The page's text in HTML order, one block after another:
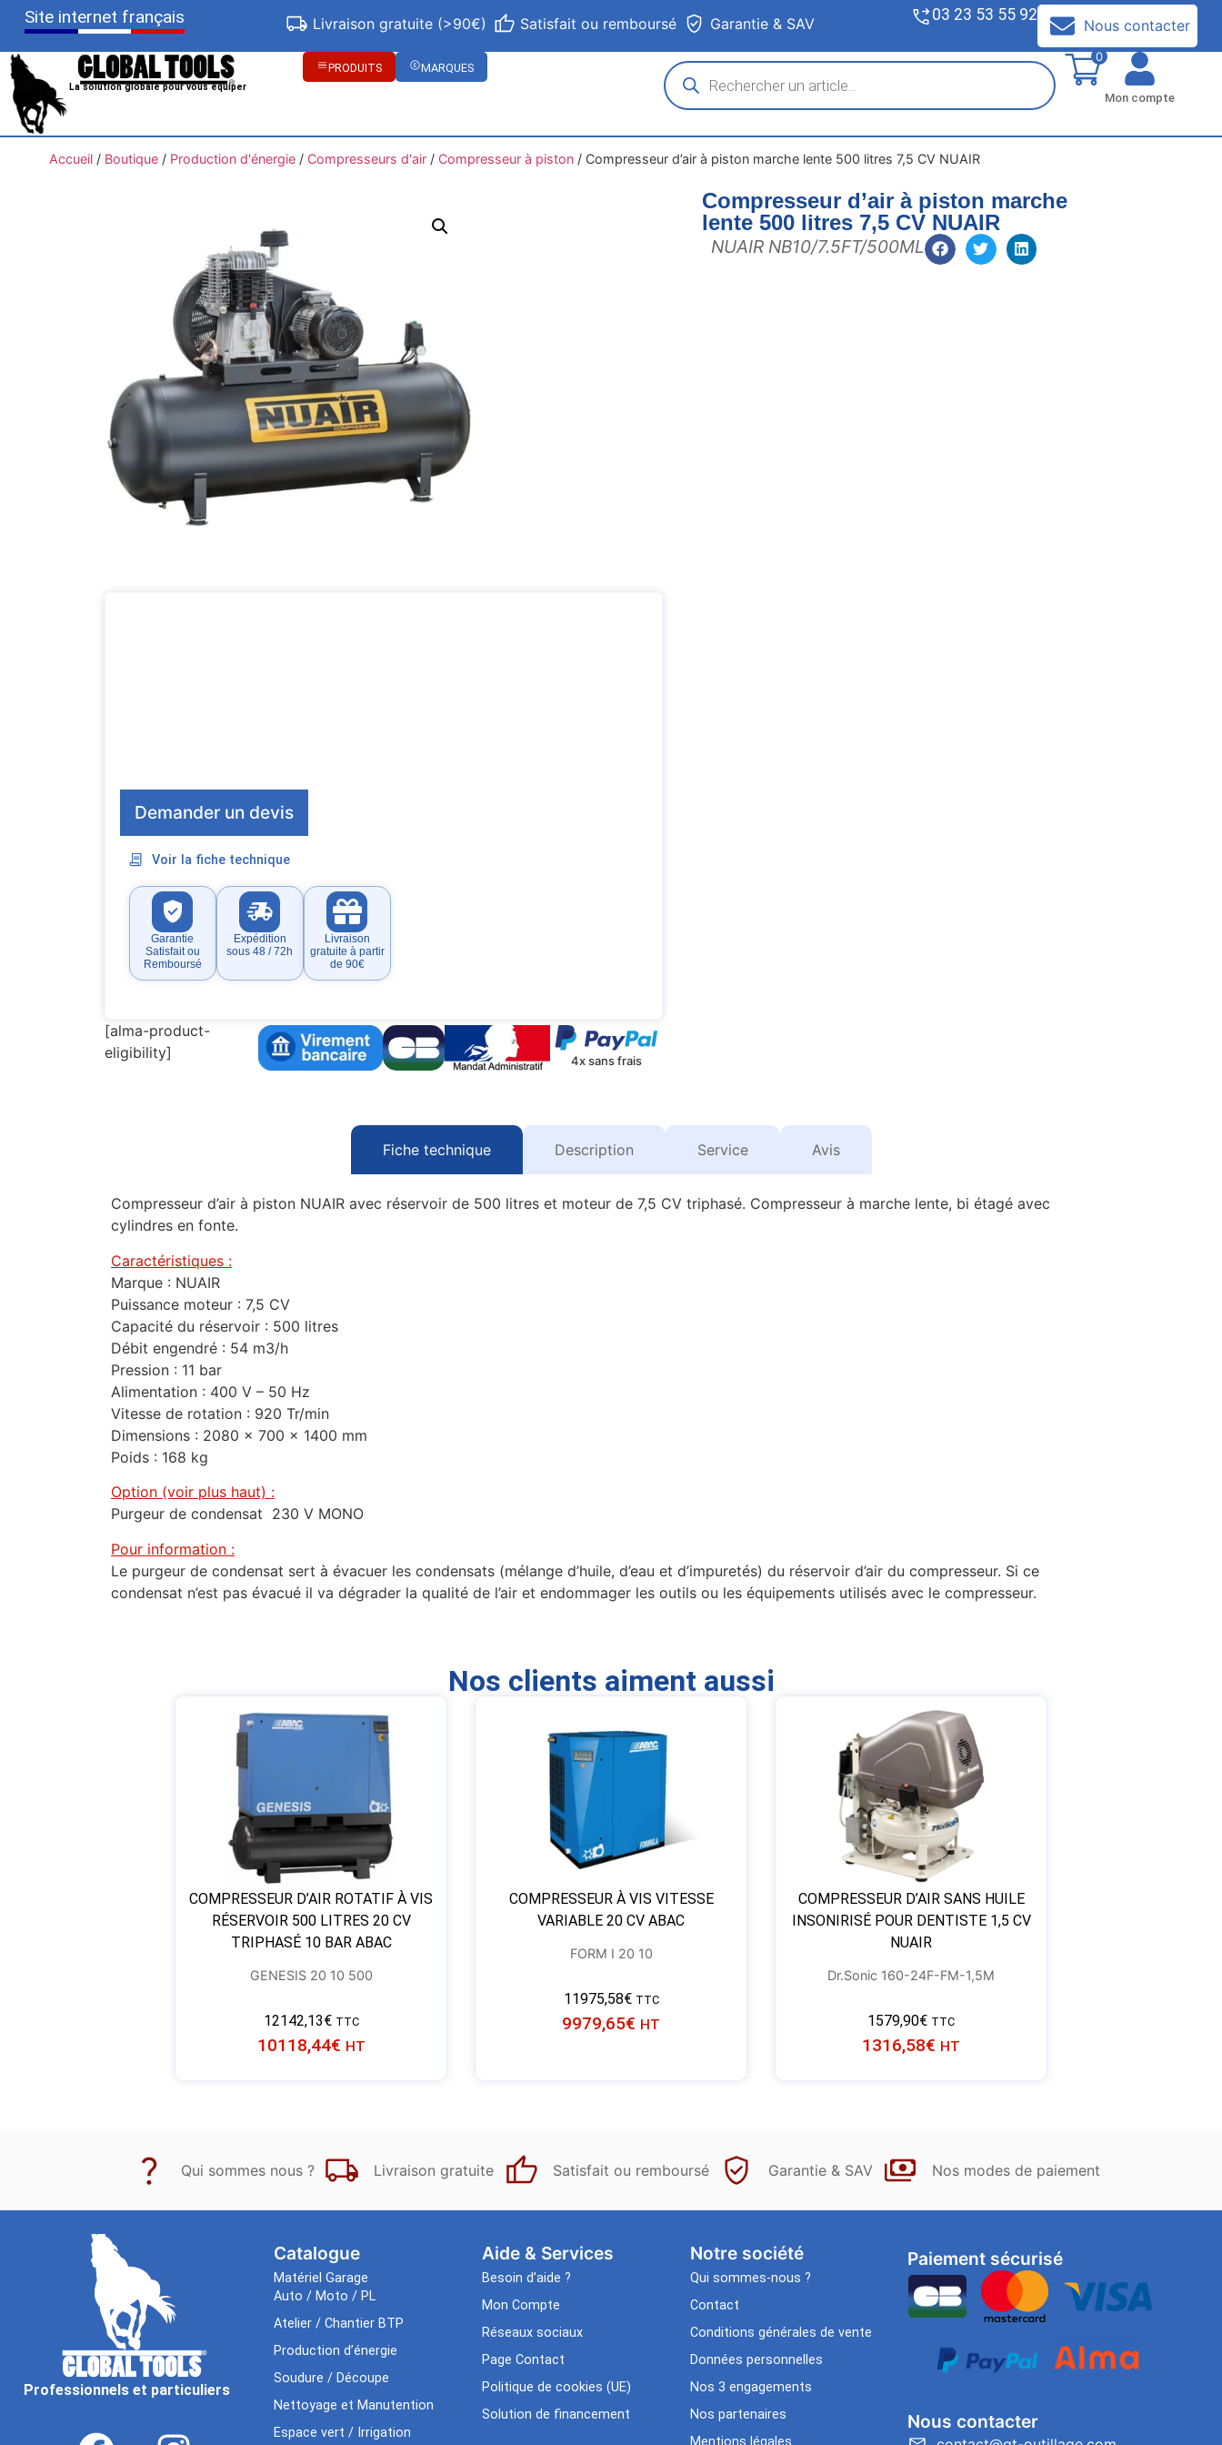
Site internet français Livraison gratuite (>90€) Satisfait ou remboursé Garantie & SAV 03 23 53 55 92
Nous contacter
La solution globale pour vous équiper
PRODUITS MARQUES
0
Mon compte
Accueil/ Boutique/ Production d'énergie/ Compresseurs d'air/ Compresseur à piston/ Compresseur d’air à piston marche lente 500 litres 7,5 CV NUAIR
Compresseur d’air à piston marche
lente 500 litres 7,5 CV NUAIR
NUAIR NB10/7.5FT/500ML
Demander un devis
Voir la fiche technique
Garantie
Satisfait ou
Remboursé
Expédition
sous 48 / 72h
Livraison
gratuite à partir
de 90€
[alma-product-
eligibility]
4x sans frais
Fiche technique Description Service Avis
Compresseur d’air à piston NUAIR avec réservoir de 500 litres et moteur de 7,5 CV triphasé. Compresseur à marche lente, bi étagé avec
cylindres en fonte.
Caractéristiques :
Marque : NUAIR
Puissance moteur : 7,5 CV
Capacité du réservoir : 500 litres
Débit engendré : 54 m3/h
Pression : 11 bar
Alimentation : 400 V – 50 Hz
Vitesse de rotation : 920 Tr/min
Dimensions : 2080 x 700 x 1400 mm
Poids : 168 kg
Option (voir plus haut) :
Purgeur de condensat 230 V MONO
Pour information :
Le purgeur de condensat sert à évacuer les condensats (mélange d’huile, d’eau et d’impuretés) du réservoir d’air du compresseur. Si ce
condensat n’est pas évacué il va dégrader la qualité de l’air et endommager les outils ou les équipements utilisés avec le compresseur.
Nos clients aiment aussi
COMPRESSEUR D’AIR ROTATIF À VIS
RÉSERVOIR 500 LITRES 20 CV
TRIPHASÉ 10 BAR ABAC
GENESIS 20 10 500
12142,13€ TTC
10118,44€ HT
COMPRESSEUR À VIS VITESSE
VARIABLE 20 CV ABAC
FORM I 20 10
11975,58€ TTC
9979,65€ HT
COMPRESSEUR D’AIR SANS HUILE
INSONIRISÉ POUR DENTISTE 1,5 CV
NUAIR
Dr.Sonic 160-24F-FM-1,5M
1579,90€ TTC
1316,58€ HT
Qui sommes nous ? Livraison gratuite Satisfait ou remboursé Garantie & SAV Nos modes de paiement
Professionnels et particuliers
Catalogue
Matériel Garage
Auto / Moto / PL
Atelier / Chantier BTP
Production d’énergie
Soudure / Découpe
Nettoyage et Manutention
Espace vert / Irrigation
Aide & Services​
Besoin d’aide ?
Mon Compte
Réseaux sociaux
Page Contact
Politique de cookies (UE)
Solution de financement
Notre société
Qui sommes-nous ?
Contact
Conditions générales de vente
Données personnelles
Nos 3 engagements
Nos partenaires
Mentions légales
Paiement sécurisé
Nous contacter